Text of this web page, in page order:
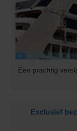
Een prachtig
Exclusief